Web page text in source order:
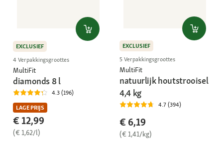
EXCLUSIEF
4 Verpakkingsgroottes
MultiFit
diamonds 8 l
4.3 (196)
LAGE PRIJS
€ 12,99
(€ 1,62/l)
EXCLUSIEF
5 Verpakkingsgroottes
MultiFit
natuurlijk houtstrooisel
4,4 kg
4.7 (394)
€ 6,19
(€ 1,41/kg)